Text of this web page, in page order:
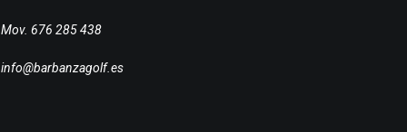
Mov. 676 285 438
info@barbanzagolf.es